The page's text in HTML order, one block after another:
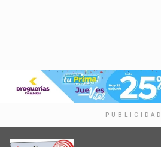
PUBLICIDAD